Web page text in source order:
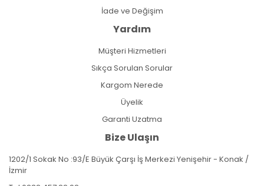
İade ve Değişim
Yardım
Müşteri Hizmetleri
Sıkça Sorulan Sorular
Kargom Nerede
Üyelik
Garanti Uzatma
Bize Ulaşın
1202/1 Sokak No :93/E Büyük Çarşı İş Merkezi Yenişehir - Konak /
İzmir